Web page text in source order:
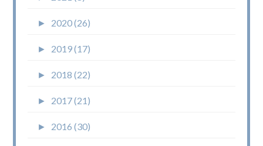
► 2020 (26)
► 2019 (17)
► 2018 (22)
► 2017 (21)
► 2016 (30)